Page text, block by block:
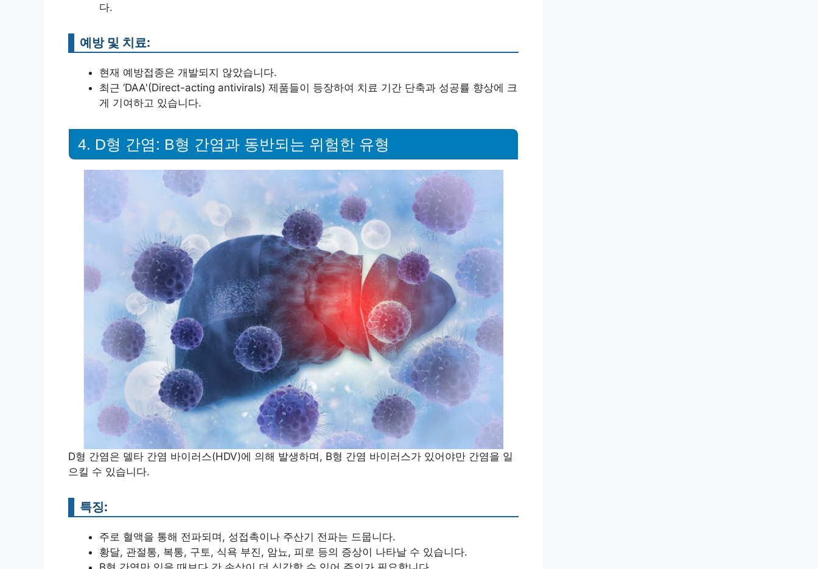
다.
예방 및 치료:
현재 예방접종은 개발되지 않았습니다.
최근 ‘DAA'(Direct-acting antivirals) 제품들이 등장하여 치료 기간 단축과 성공률 향상에 크
게 기여하고 있습니다.
4. D형 간염: B형 간염과 동반되는 위험한 유형
D형 간염은 델타 간염 바이러스(HDV)에 의해 발생하며, B형 간염 바이러스가 있어야만 간염을 일
으킬 수 있습니다.
특징:
주로 혈액을 통해 전파되며, 성접촉이나 주산기 전파는 드뭅니다.
황달, 관절통, 복통, 구토, 식욕 부진, 암뇨, 피로 등의 증상이 나타날 수 있습니다.